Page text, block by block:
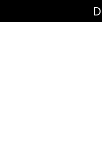
D